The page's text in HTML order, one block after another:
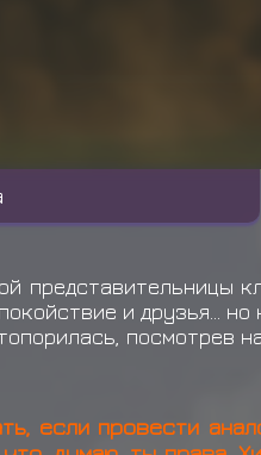
представительницы
и друзья...
посмотрев
если провести